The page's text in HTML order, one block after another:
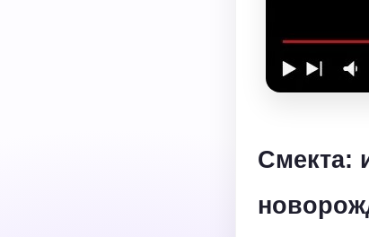
Смекта: